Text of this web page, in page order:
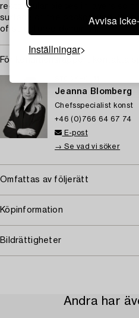
Avvisa
Inställningar
rectangular pieces in layers so
surface of the background, thus
of structured dynamism.
För konditionsrapport kontakta
Jeanna Blomberg
Chefsspecialist konst
+46 (0)766 64 67 74
E-post
→ Se vad vi söker
Omfattas av följerätt
Köpinformation
Bildrättigheter
Andra har